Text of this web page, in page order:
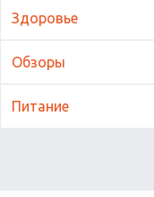
Здоровье
Обзоры
Питание